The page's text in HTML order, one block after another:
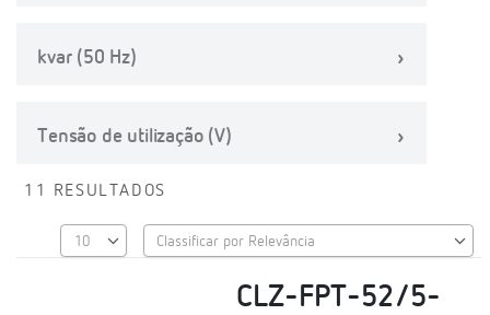
kvar (50 Hz)
Tensão de utilização (V)
11 RESULTADOS
CLZ-FPT-52/5-